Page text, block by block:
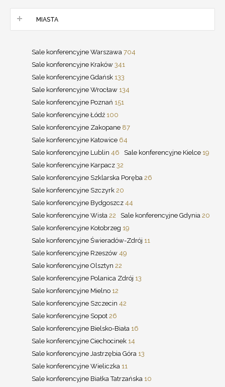
MIASTA
Sale konferencyjne Warszawa 704
Sale konferencyjne Kraków 341
Sale konferencyjne Gdańsk 133
Sale konferencyjne Wrocław 134
Sale konferencyjne Poznań 151
Sale konferencyjne Łódź 100
Sale konferencyjne Zakopane 87
Sale konferencyjne Katowice 64
Sale konferencyjne Lublin 46 Sale konferencyjne Kielce 19
Sale konferencyjne Karpacz 32
Sale konferencyjne Szklarska Poręba 26
Sale konferencyjne Szczyrk 20
Sale konferencyjne Bydgoszcz 44
Sale konferencyjne Wisła 22 Sale konferencyjne Gdynia 20
Sale konferencyjne Kołobrzeg 19
Sale konferencyjne Świeradów-Zdrój 11
Sale konferencyjne Rzeszów 49
Sale konferencyjne Olsztyn 22
Sale konferencyjne Polanica Zdrój 13
Sale konferencyjne Mielno 12
Sale konferencyjne Szczecin 42
Sale konferencyjne Sopot 26
Sale konferencyjne Bielsko-Biała 16
Sale konferencyjne Ciechocinek 14
Sale konferencyjne Jastrzębia Góra 13
Sale konferencyjne Wieliczka 11
Sale konferencyjne Białka Tatrzańska 10